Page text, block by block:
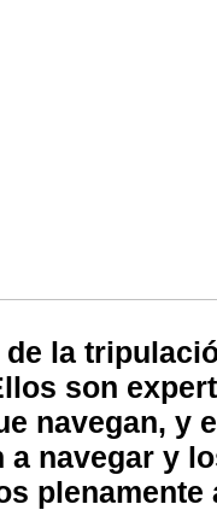
la
son
navegan, y
a navegar y